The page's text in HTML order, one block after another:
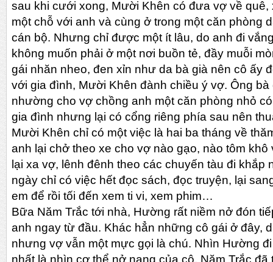
sau khi cưới xong, Mười Khên có đưa vợ về quê,
một chỗ với anh và cùng ở trong một căn phòng
cán bộ. Nhưng chỉ được một ít lâu, do anh đi
không muốn phải ở một nơi buồn tẻ, đầy muỗi
gái nhăn nheo, đen xỉn như da bà già nên cô ấy
với gia đình, Mười Khên đành chiều ý vợ. Ông
nhường cho vợ chồng anh một căn phòng nhỏ
gia đình nhưng lại có cổng riêng phía sau nên
Mười Khên chỉ có một việc là hai ba tháng về
anh lại chở theo xe cho vợ nào gạo, nào tôm khô
lại xa vợ, lênh đênh theo các chuyến tàu đi khắp
ngày chỉ có việc hết đọc sách, đọc truyện, lại
em để rồi tối đến xem ti vi, xem phim…
Bữa Năm Trắc tới nhà, Hường rất niềm nở đón
anh ngay từ đầu. Khác hẳn những cô gái ở đây,
nhưng vợ vẫn một mực gọi là chú. Nhìn Hường